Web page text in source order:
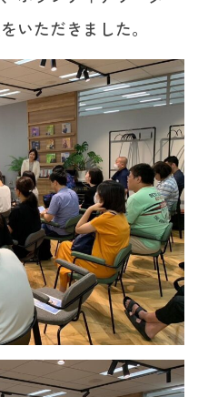
いただきました。